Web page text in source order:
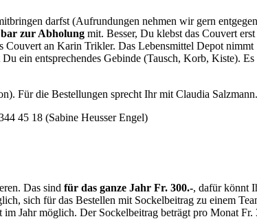
darfst (Aufrundungen nehmen wir gern
zur Abholung mit. Besser, Du klebst das Couvert
Couvert an Karin Trikler. Das Lebensmittel Depot nimmt
ein entsprechendes Gebinde (Tausch, Korb, Kiste).
Für die Bestellungen sprecht Ihr mit Claudia Salzmann.
45 18 (Sabine Heusser Engel)
Das sind für das ganze Jahr Fr. 300.-, dafür könnt
sich für das Bestellen mit Sockelbeitrag zu einem
Jahr möglich. Der Sockelbeitrag beträgt pro Monat